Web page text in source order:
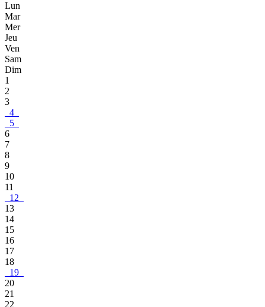
Lun
Mar
Mer
Jeu
Ven
Sam
Dim
1
2
3
4
5
6
7
8
9
10
11
12
13
14
15
16
17
18
19
20
21
22